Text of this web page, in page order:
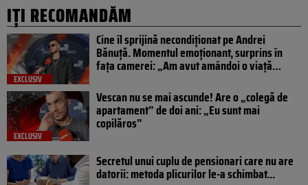
IȚI RECOMANDĂM
EXCLUSIV
Cine îl sprijină necondiționat pe Andrei
Bănuță. Momentul emoționant, surprins în
fața camerei: „Am avut amândoi o viață…
EXCLUSIV
Vescan nu se mai ascunde! Are o „colegă de
apartament” de doi ani: „Eu sunt mai
copilăros”
Secretul unui cuplu de pensionari care nu are
datorii: metoda plicurilor le-a schimbat...